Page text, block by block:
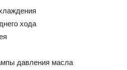
хода
давления масла